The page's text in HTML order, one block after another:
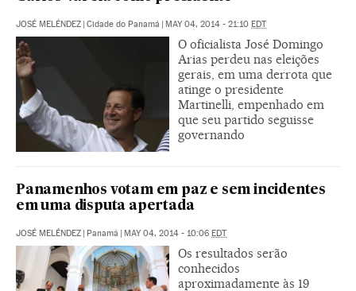
JOSÉ MELÉNDEZ | Cidade do Panamá | MAY 04, 2014 - 21:10 EDT
O oficialista José Domingo
Arias perdeu nas eleições
gerais, em uma derrota que
atinge o presidente
Martinelli, empenhado em
que seu partido seguisse
governando
Panamenhos votam em paz e sem incidentes
em uma disputa apertada
JOSÉ MELÉNDEZ | Panamá | MAY 04, 2014 - 10:06 EDT
Os resultados serão
conhecidos
aproximadamente às 19